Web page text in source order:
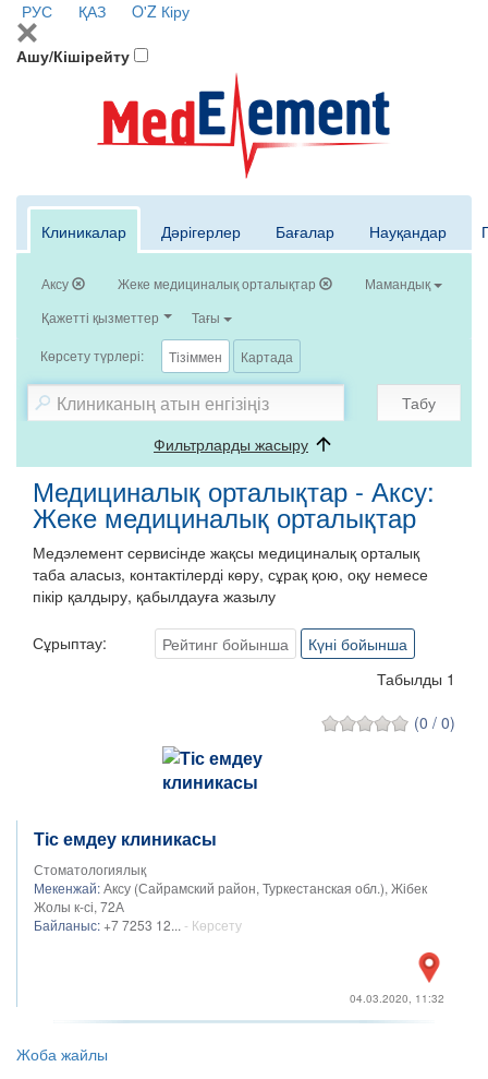
РУС ҚАЗ O'Z Кіру
Ашу/Кішірейту
Клиникалар Дәрігерлер Бағалар Науқандар
Аксу Жеке медициналық орталықтар
Мамандық
Қажетті қызметтер
Тағы
Көрсету түрлері: Тізіммен Картада
Табу
Фильтрларды жасыру
Медициналық орталықтар - Аксу:
Жеке медициналық орталықтар
Медэлемент сервисінде жақсы медициналық орталық
таба аласыз, контактілерді көру, сұрақ қою, оқу немесе
пікір қалдыру, қабылдауға жазылу
Сұрыптау: Рейтинг бойынша
Күні бойынша
Табылды 1
(0 / 0)
Тіс емдеу клиникасы
Стоматологиялық
Мекенжай:Аксу (Сайрамский район, Туркестанская обл.), Жібек
Жолы к-сі, 72А
Байланыс: +7 7253 12... - Көрсету
04.03.2020, 11:32
Жоба жайлы